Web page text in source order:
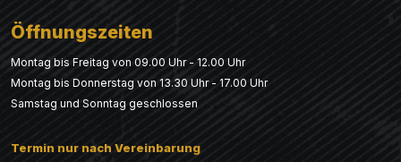
Öffnungszeiten
Montag bis Freitag von 09.00 Uhr - 12.00 Uhr
Montag bis Donnerstag von 13.30 Uhr - 17.00 Uhr
Samstag und Sonntag geschlossen
Termin nur nach Vereinbarung